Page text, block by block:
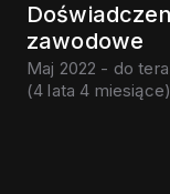
zawodowe
Maj 2022 - do
(4 lata 4 miesiące)